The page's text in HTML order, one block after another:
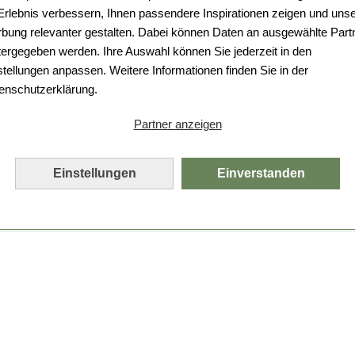
verbessern, Ihnen passendere Inspirationen zeigen und
relevanter gestalten. Dabei können Daten an ausgewählte
werden. Ihre Auswahl können Sie jederzeit in den
anpassen. Weitere Informationen finden Sie in der
Partner anzeigen
Einstellungen Einverstanden
Da ist etwas schiefgelaufen.
Leider ist ein technischer Fehler aufgetreten.
Bitte laden Sie die Seite neu.